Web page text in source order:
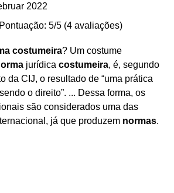
2022
Pontuação: 5/5 (4 avaliações)
costumeira? Um costume
jurídica costumeira, é, segundo
da CIJ, o resultado de “uma prática
o direito”. ... Dessa forma, os
são considerados uma das
já que produzem normas.